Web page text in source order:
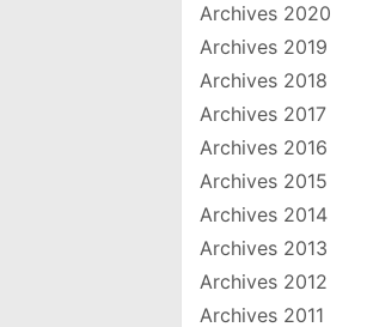
Archives 2020
Archives 2019
Archives 2018
Archives 2017
Archives 2016
Archives 2015
Archives 2014
Archives 2013
Archives 2012
Archives 2011